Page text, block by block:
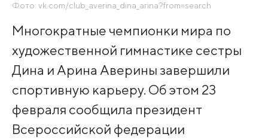
Фото: vk.com/club_averina_dina_arina?from=search
Многократные чемпионки мира по
художественной гимнастике сестры
Дина и Арина Аверины завершили
спортивную карьеру. Об этом 23
февраля сообщила президент
Всероссийской федерации